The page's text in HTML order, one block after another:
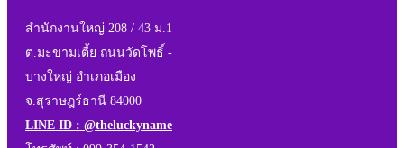
สำนักงานใหญ่ 208 / 43 ม.1
ต.มะขามเตี้ย ถนนวัดโพธิ์ -
บางใหญ่ อำเภอเมือง
จ.สุราษฎร์ธานี 84000
LINE ID : @theluckyname